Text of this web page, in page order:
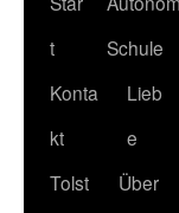
t
Schule
Konta
kt
Lieb
e
Tolst
Über